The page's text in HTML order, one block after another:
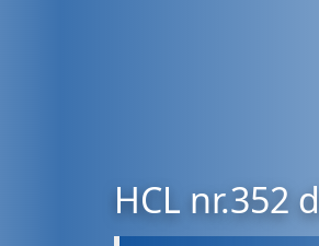
HCL nr.352